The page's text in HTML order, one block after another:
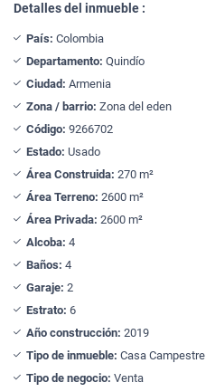
Detalles del inmueble :
País: Colombia
Departamento: Quindío
Ciudad: Armenia
Zona / barrio: Zona del eden
Código: 9266702
Estado: Usado
Área Construida: 270 m²
Área Terreno: 2600 m²
Área Privada: 2600 m²
Alcoba: 4
Baños: 4
Garaje: 2
Estrato: 6
Año construcción: 2019
Tipo de inmueble: Casa Campestre
Tipo de negocio: Venta